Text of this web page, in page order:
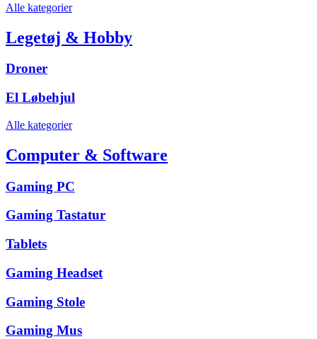
Alle kategorier
Legetøj & Hobby
Droner
El Løbehjul
Alle kategorier
Computer & Software
Gaming PC
Gaming Tastatur
Tablets
Gaming Headset
Gaming Stole
Gaming Mus